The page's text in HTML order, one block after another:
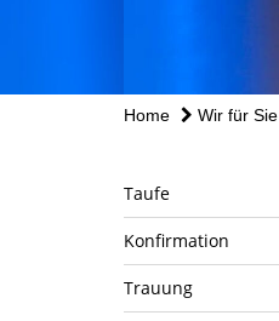
Home Wir für Sie
Taufe
Konfirmation
Trauung